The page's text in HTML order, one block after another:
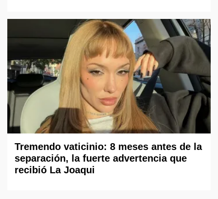
Tremendo vaticinio: 8 meses antes de la
separación, la fuerte advertencia que
recibió La Joaqui